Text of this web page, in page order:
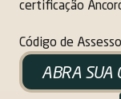
certificação
Código de
ABRA SUA